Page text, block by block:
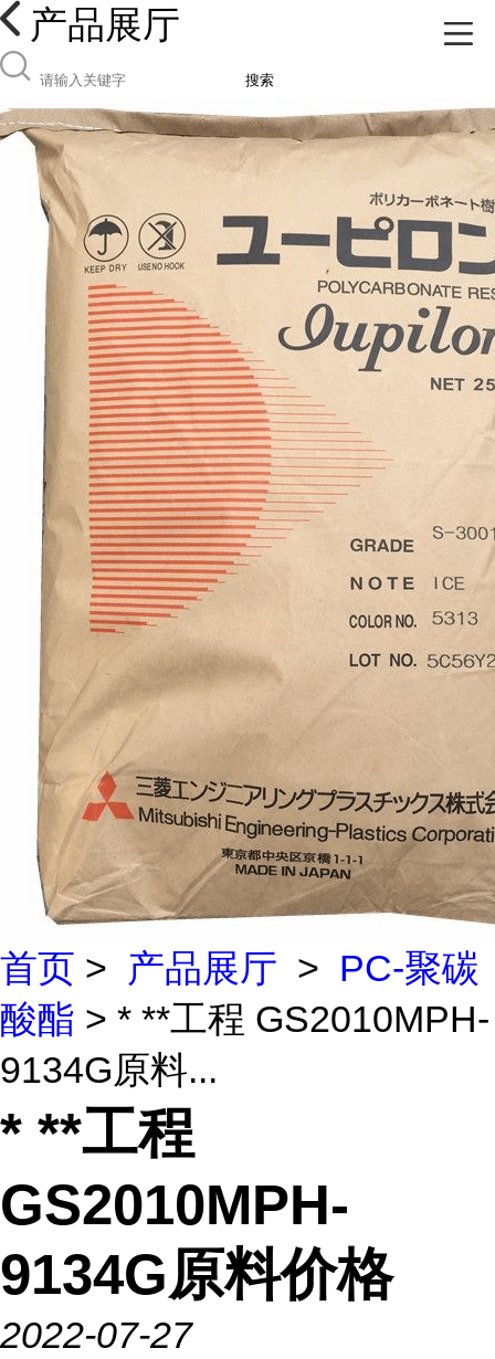
产品展厅
搜索
首页 > 产品展厅 > PC-聚碳
酸酯 > * **工程 GS2010MPH-
9134G原料...
* **工程
GS2010MPH-
9134G原料价格
2022-07-27